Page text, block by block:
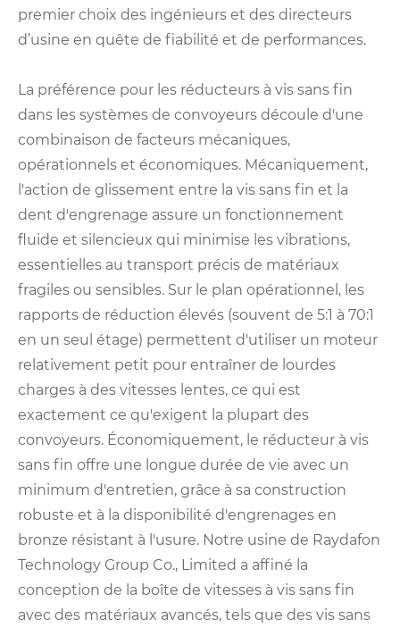
premier choix des ingénieurs et des directeurs
d’usine en quête de fiabilité et de performances.
La préférence pour les réducteurs à vis sans fin
dans les systèmes de convoyeurs découle d'une
combinaison de facteurs mécaniques,
opérationnels et économiques. Mécaniquement,
l'action de glissement entre la vis sans fin et la
dent d'engrenage assure un fonctionnement
fluide et silencieux qui minimise les vibrations,
essentielles au transport précis de matériaux
fragiles ou sensibles. Sur le plan opérationnel, les
rapports de réduction élevés (souvent de 5:1 à 70:1
en un seul étage) permettent d'utiliser un moteur
relativement petit pour entraîner de lourdes
charges à des vitesses lentes, ce qui est
exactement ce qu'exigent la plupart des
convoyeurs. Économiquement, le réducteur à vis
sans fin offre une longue durée de vie avec un
minimum d'entretien, grâce à sa construction
robuste et à la disponibilité d'engrenages en
bronze résistant à l'usure. Notre usine de Raydafon
Technology Group Co., Limited a affiné la
conception de la boîte de vitesses à vis sans fin
avec des matériaux avancés, tels que des vis sans